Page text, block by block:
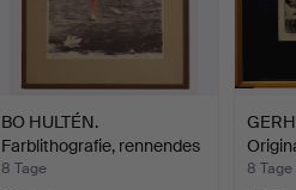
BO HULTÉN.
Farblithografie, rennendes
Mädc…
8 Tage
8 Tage